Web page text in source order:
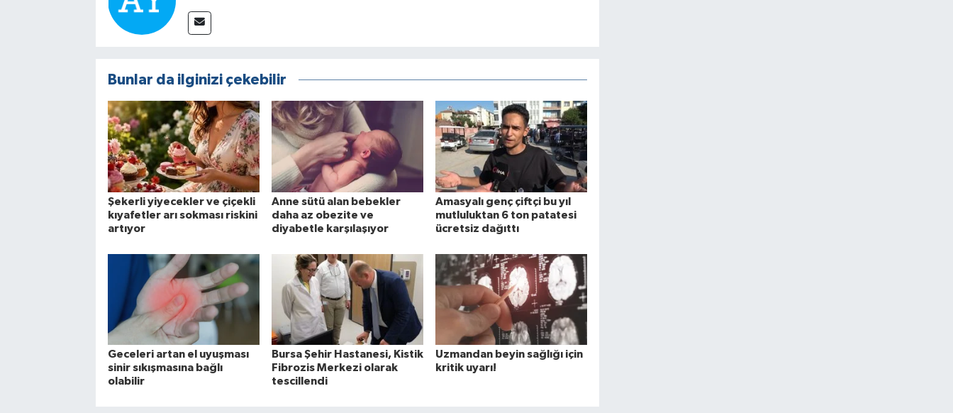
Bunlar da ilginizi çekebilir
Şekerli yiyecekler ve çiçekli
kıyafetler arı sokması riskini
artıyor
Anne sütü alan bebekler
daha az obezite ve
diyabetle karşılaşıyor
Amasyalı genç çiftçi bu yıl
mutluluktan 6 ton patatesi
ücretsiz dağıttı
Geceleri artan el uyuşması
sinir sıkışmasına bağlı
olabilir
Bursa Şehir Hastanesi, Kistik
Fibrozis Merkezi olarak
tescillendi
Uzmandan beyin sağlığı için
kritik uyarı!